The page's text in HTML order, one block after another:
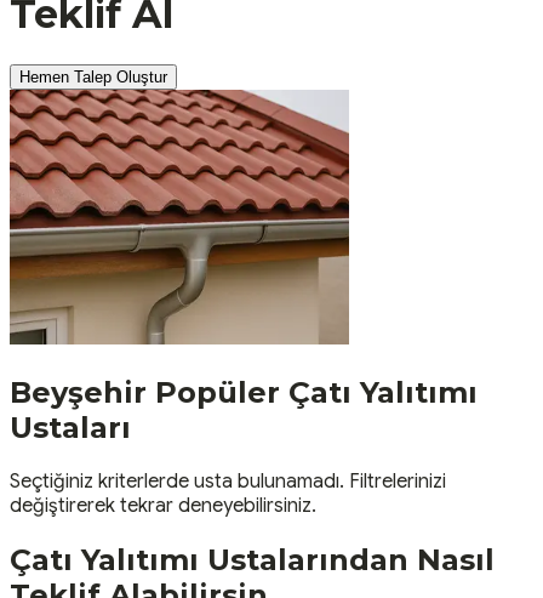
Teklif Al
Hemen Talep Oluştur
Beyşehir Popüler Çatı Yalıtımı
Ustaları
Seçtiğiniz kriterlerde usta bulunamadı. Filtrelerinizi
değiştirerek tekrar deneyebilirsiniz.
Çatı Yalıtımı Ustalarından Nasıl